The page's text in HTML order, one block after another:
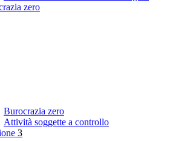
zero
Burocrazia zero
Attività soggette a controllo
3